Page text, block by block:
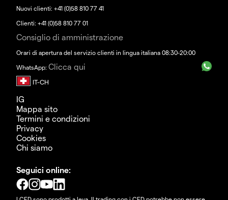
Nuovi clienti: +41 (0)58 810 77 41
Clienti: +41 (0)58 810 77 01
Consiglio di amministrazione
Orari di apertura del servizio clienti in lingua italiana 08:30-20:00
WhatsApp: Clicca qui
IG
Mappa sito
Termini e condizioni
Privacy
Cookies
Chi siamo
Seguici online: